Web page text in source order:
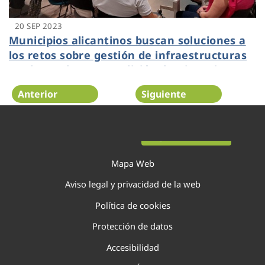
20 SEP 2023
Municipios alicantinos buscan soluciones a
los retos sobre gestión de infraestructuras
verdes en la nueva edición de Dinapsis Open
Challenge de Dinapsis Costa Blanca
Anterior Siguiente
Mapa Web
Aviso legal y privacidad de la web
Política de cookies
Protección de datos
Accesibilidad